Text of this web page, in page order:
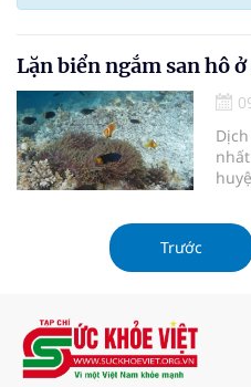
Lặn biển ngắm san hô ở
Trước